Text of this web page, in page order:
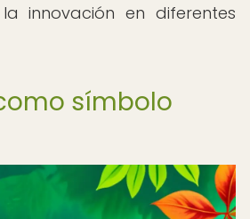
innovación en diferentes
símbolo